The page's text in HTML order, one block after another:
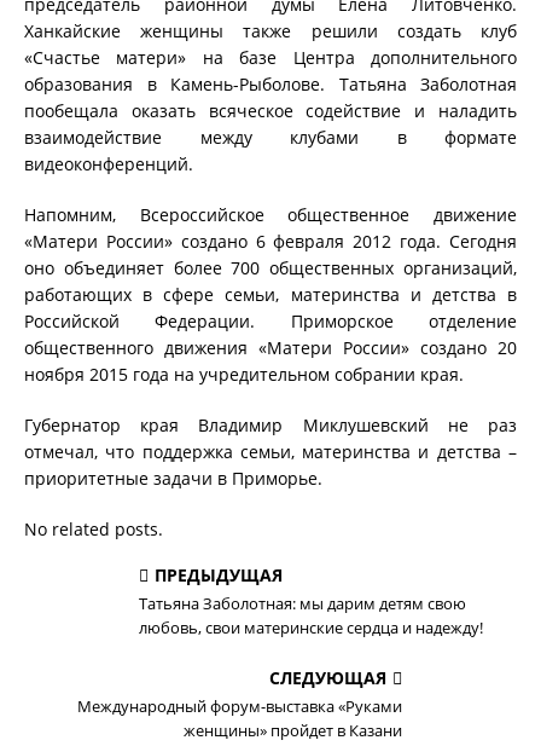
Ханкайские женщины также решили создать клуб
«Счастье матери» на базе Центра дополнительного
образования в Камень-Рыболове. Татьяна Заболотная
пообещала оказать всяческое содействие и наладить
взаимодействие между клубами в формате
видеоконференций.
Напомним, Всероссийское общественное движение
«Матери России» создано 6 февраля 2012 года. Сегодня
оно объединяет более 700 общественных организаций,
работающих в сфере семьи, материнства и детства в
Российской Федерации. Приморское отделение
общественного движения «Матери России» создано 20
ноября 2015 года на учредительном собрании края.
Губернатор края Владимир Миклушевский не раз
отмечал, что поддержка семьи, материнства и детства –
приоритетные задачи в Приморье.
No related posts.
ПРЕДЫДУЩАЯ
Татьяна Заболотная: мы дарим детям свою
любовь, свои материнские сердца и надежду!
СЛЕДУЮЩАЯ
Международный форум-выставка «Руками
женщины» пройдет в Казани